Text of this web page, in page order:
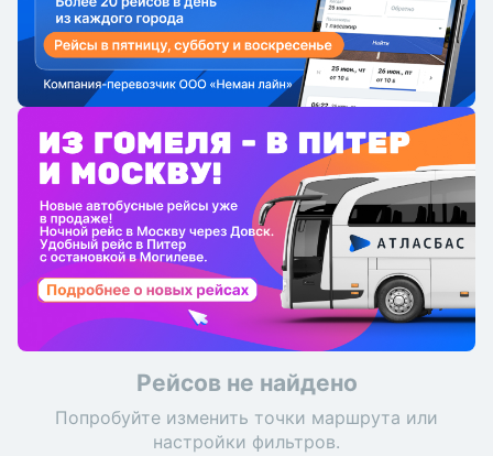
Рейсов не найдено
Попробуйте изменить точки маршрута или
настройки фильтров.